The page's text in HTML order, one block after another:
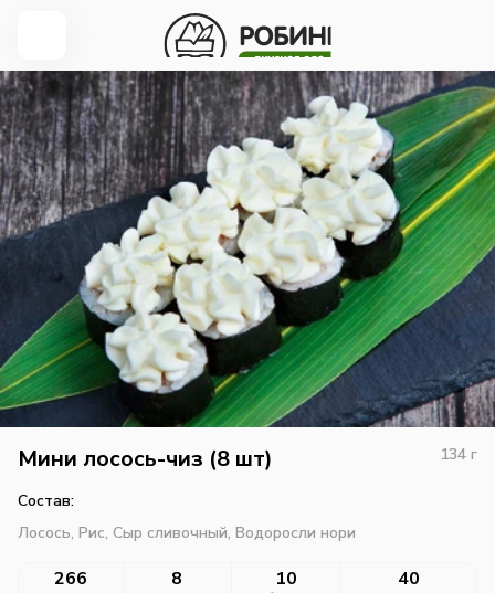
Мини лосось-чиз (8 шт) 134 г
Состав:
Лосось, Рис, Сыр сливочный, Водоросли нори
266 8 10 40